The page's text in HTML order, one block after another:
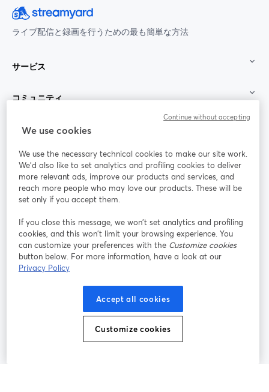
ライブ配信と録画を行うための最も簡単な方法
サービス
コミュニティ
StreamYard：
参加する
ライ
ンセ
ミナ
ー
Facebook
新しいタブで開く(Twitter)
YouTube
Instagram
新しいタブで開く
LinkedIn
新しいタブで開く
新しいタブで開く
プラットフォーム利用規約
個人情報保護方針 クッキーポリシー
We use cookies
We use the necessary technical cookies to make our site work.
We'd also like to set analytics and profiling cookies to deliver
more relevant ads, improve our products and services, and
reach more people who may love our products. These will be
set only if you accept them.
If you close this message, we won’t set analytics and profiling
cookies, and this won’t limit your browsing experience. You
can customize your preferences with the Customize cookies
button below. For more information, have a look at our
Privacy Policy
Accept all cookies
Customize cookies
Continue without accepting